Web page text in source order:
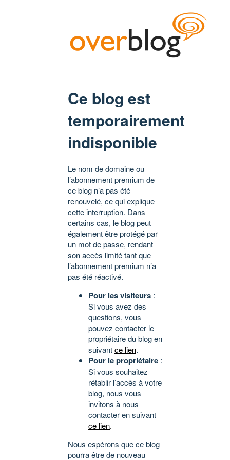
Ce blog est
temporairement
indisponible
Le nom de domaine ou
l’abonnement premium de
ce blog n’a pas été
renouvelé, ce qui explique
cette interruption. Dans
certains cas, le blog peut
également être protégé par
un mot de passe, rendant
son accès limité tant que
l’abonnement premium n’a
pas été réactivé.
Pour les visiteurs :
Si vous avez des
questions, vous
pouvez contacter le
propriétaire du blog en
suivantce lien.
Pour le propriétaire :
Si vous souhaitez
rétablir l’accès à votre
blog, nous vous
invitons à nous
contacter en suivant
ce lien.
Nous espérons que ce blog
pourra être de nouveau